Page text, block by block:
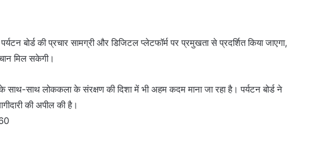
बोर्ड की प्रचार सामग्री और डिजिटल प्लेटफॉर्म पर प्रमुखता से प्रदर्शित किया जाएगा,
मिल सकेगी।
साथ लोककला के संरक्षण की दिशा में भी अहम कदम माना जा रहा है। पर्यटन बोर्ड ने
की अपील की है।